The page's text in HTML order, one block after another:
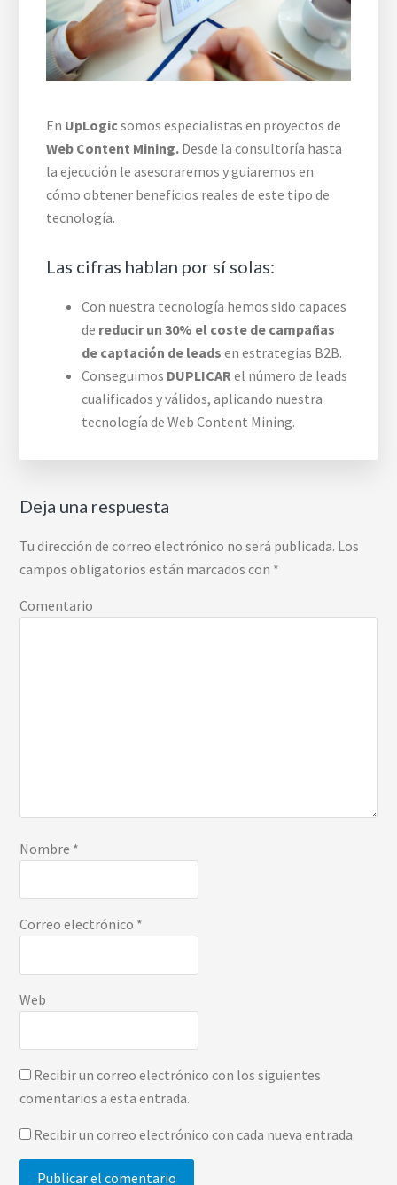
En UpLogicsomos especialistas en proyectos de
Web Content Mining. Desde la consultoría hasta
la ejecución le asesoraremos y guiaremos en
cómo obtener beneficios reales de este tipo de
tecnología.
Las cifras hablan por sí solas:
Con nuestra tecnología hemos sido capaces
de reducir un 30% el coste de campañas
de captación de leads en estrategias B2B.
Conseguimos DUPLICAR el número de leads
cualificados y válidos, aplicando nuestra
tecnología de Web Content Mining.
Interacciones
con
los
lectores
Deja una respuesta
Tu dirección de correo electrónico no será publicada. Los
campos obligatorios están marcados con *
Comentario
Nombre *
Correo electrónico *
Web
Recibir un correo electrónico con los siguientes
comentarios a esta entrada.
Recibir un correo electrónico con cada nueva entrada.